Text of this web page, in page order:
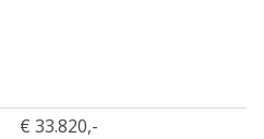
€ 33.820,-